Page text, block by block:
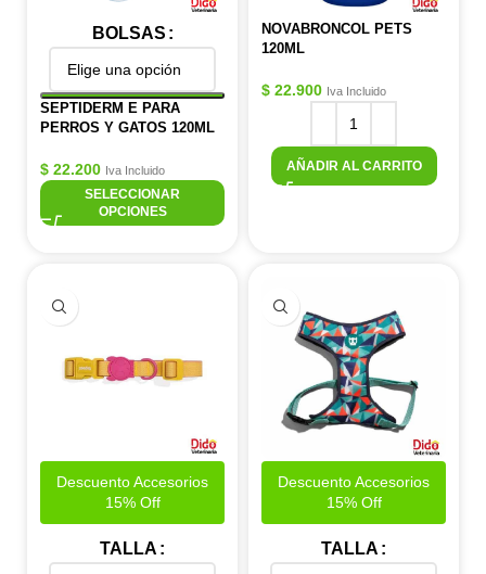
BOLSAS
SEPTIDERM E PARA
PERROS Y GATOS 120ML
$ 22.200 Iva Incluido
SELECCIONAR
OPCIONES
NOVABRONCOL PETS
120ML
$ 22.900 Iva Incluido
AÑADIR AL CARRITO
Descuento Accesorios
15% Off
TALLA
Descuento Accesorios
15% Off
TALLA